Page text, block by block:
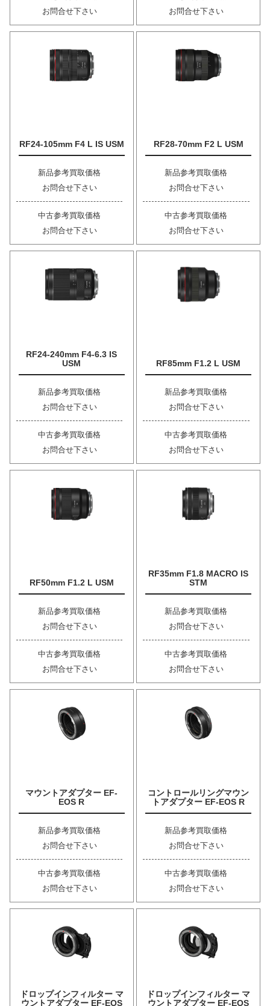
お問合せ下さい
お問合せ下さい
RF24-105mm F4 L IS USM
新品参考買取価格
お問合せ下さい
中古参考買取価格
お問合せ下さい
RF28-70mm F2 L USM
新品参考買取価格
お問合せ下さい
中古参考買取価格
お問合せ下さい
RF24-240mm F4-6.3 IS
USM
新品参考買取価格
お問合せ下さい
中古参考買取価格
お問合せ下さい
RF85mm F1.2 L USM
新品参考買取価格
お問合せ下さい
中古参考買取価格
お問合せ下さい
RF50mm F1.2 L USM
新品参考買取価格
お問合せ下さい
中古参考買取価格
お問合せ下さい
RF35mm F1.8 MACRO IS
STM
新品参考買取価格
お問合せ下さい
中古参考買取価格
お問合せ下さい
マウントアダプター EF-
EOS R
新品参考買取価格
お問合せ下さい
中古参考買取価格
お問合せ下さい
コントロールリングマウン
トアダプター EF-EOS R
新品参考買取価格
お問合せ下さい
中古参考買取価格
お問合せ下さい
ドロップインフィルター マ
ウントアダプター EF-EOS
ドロップインフィルター マ
ウントアダプター EF-EOS